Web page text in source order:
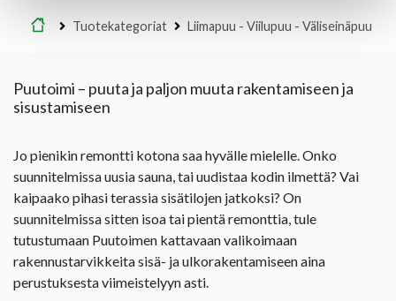
Etusivu
Tuotekategoriat Liimapuu - Viilupuu - Väliseinäpuu
Puutoimi – puuta ja paljon muuta rakentamiseen ja
sisustamiseen
Jo pienikin remontti kotona saa hyvälle mielelle. Onko
suunnitelmissa uusia sauna, tai uudistaa kodin ilmettä? Vai
kaipaako pihasi terassia sisätilojen jatkoksi? On
suunnitelmissa sitten isoa tai pientä remonttia, tule
tutustumaan Puutoimen kattavaan valikoimaan
rakennustarvikkeita sisä- ja ulkorakentamiseen aina
perustuksesta viimeistelyyn asti.